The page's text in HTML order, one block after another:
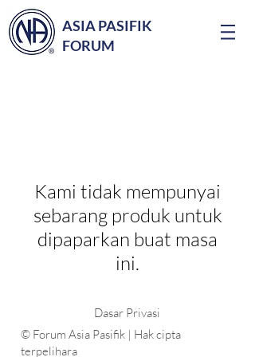
ASIA PASIFIK
FORUM
Kami tidak mempunyai
sebarang produk untuk
dipaparkan buat masa
ini.
Dasar Privasi
© Forum Asia Pasifik | Hak cipta
terpelihara